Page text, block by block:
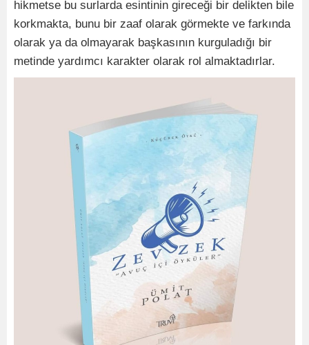
hikmetse bu surlarda esintinin gireceği bir delikten bile
korkmakta, bunu bir zaaf olarak görmekte ve farkında
olarak ya da olmayarak başkasının kurguladığı bir
metinde yardımcı karakter olarak rol almaktadırlar.